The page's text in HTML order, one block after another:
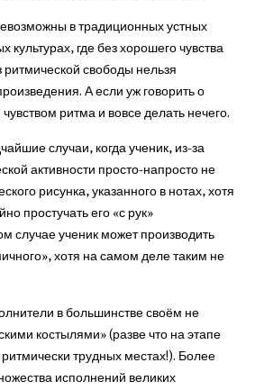
в традиционных устных
культурах, где без хорошего чувства
ритмической свободы нельзя
А если уж говорить о
ритма и вовсе делать нечего.
случаи, когда ученик, из-за
активности просто-напросто не
рисунка, указанного в нотах, хотя
простучать его «с рук»
случае ученик может производить
хотя на самом деле таким не
в большинстве своём не
костылями» (разве что на этапе
ритмически трудных местах!). Более
исполнений великих